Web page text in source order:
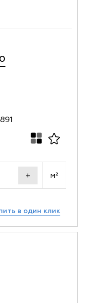
+ м²
в один клик